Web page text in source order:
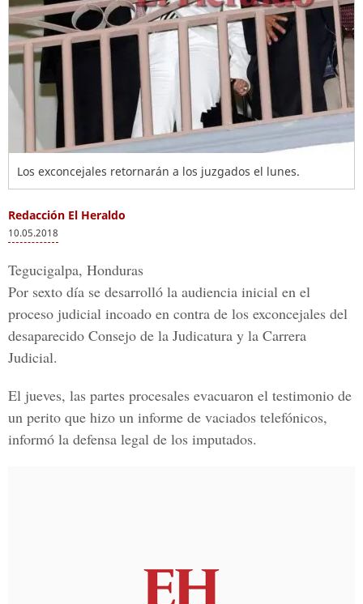
Los exconcejales retornarán a los juzgados el lunes.
Redacción El Heraldo
10.05.2018
Tegucigalpa, Honduras
Por sexto día se desarrolló la audiencia inicial en el
proceso judicial incoado en contra de los exconcejales del
desaparecido Consejo de la Judicatura y la Carrera
Judicial.
El jueves, las partes procesales evacuaron el testimonio de
un perito que hizo un informe de vaciados telefónicos,
informó la defensa legal de los imputados.